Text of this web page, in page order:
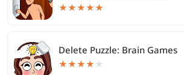
★★★★★
Delete Puzzle: Brain Games
★★★★ ★